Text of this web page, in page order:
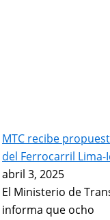
MTC recibe
del Ferrocarril Lima-
abril 3, 2025
El Ministerio de
informa que ocho